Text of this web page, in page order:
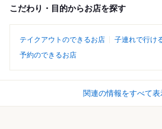
こだわり・目的からお店を探す
テイクアウトのできるお店 子連れで行け
予約のできるお店
関連の情報をすべて表